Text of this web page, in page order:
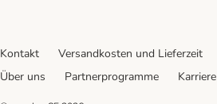
Kontakt Versandkosten und Lieferzeit
Über uns
Partnerprogramme Karriere